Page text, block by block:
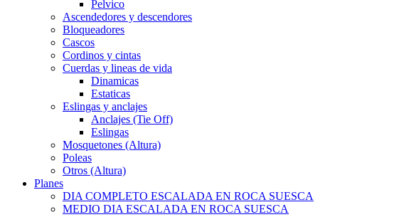
Pelvico
Ascendedores y descendores
Bloqueadores
Cascos
Cordinos y cintas
Cuerdas y lineas de vida
Dinamicas
Estaticas
Eslingas y anclajes
Anclajes (Tie Off)
Eslingas
Mosquetones (Altura)
Poleas
Otros (Altura)
Planes
DIA COMPLETO ESCALADA EN ROCA SUESCA
MEDIO DIA ESCALADA EN ROCA SUESCA